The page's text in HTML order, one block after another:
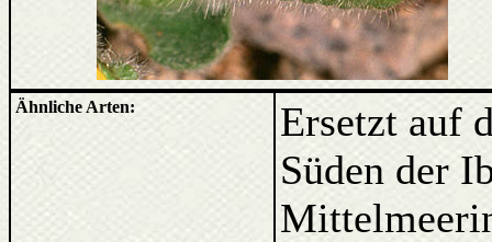
Ähnliche Arten:
Ersetzt auf
Süden der